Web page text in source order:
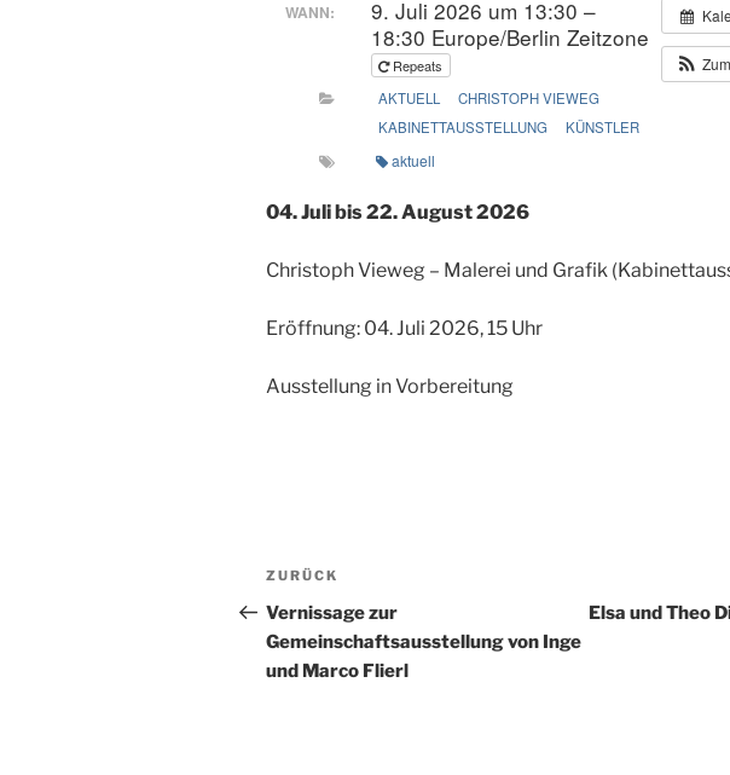
WANN:
9. Juli 2026 um 13:30 –
18:30 Europe/Berlin Zeitzone
Repeats
AKTUELL
CHRISTOPH VIEWEG
KABINETTAUSSTELLUNG
KÜNSTLER
aktuell
04. Juli bis 22. August 2026
Christoph Vieweg – Malerei und Grafik
Eröffnung: 04. Juli 2026, 15 Uhr
Ausstellung in Vorbereitung
Beitragsnavigation
Vorheriger
Beitrag
ZURÜCK
Vernissage zur
Gemeinschaftsausstellung von Inge
und Marco Flierl
Elsa und Theo